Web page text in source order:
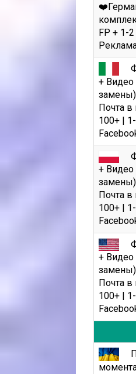
FP + 1-
+ Видео
Почта в
100+ |
+ Видео
Почта
100+ |
+ Видео
Почта
100+ |